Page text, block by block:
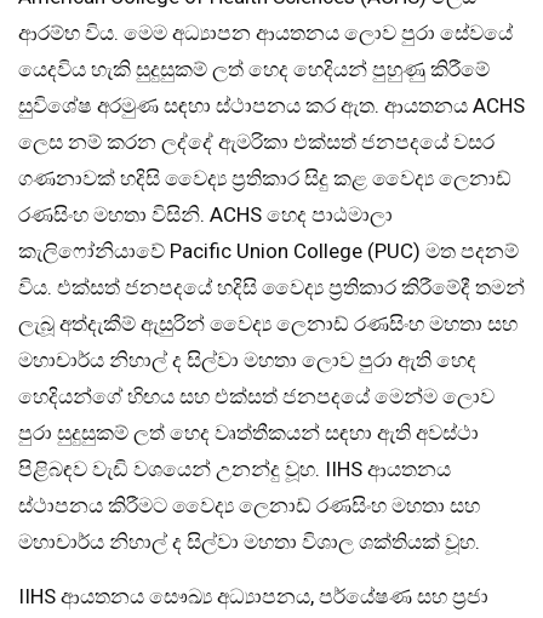
ආරම්භ විය. මෙම අධ්‍යාපන ආයතනය ලොව පුරා සේවයේ
යෙදවිය හැකි සුදුසුකම් ලත් හෙද හෙදියන් පුහුණු කිරීමේ
සුවිශේෂ අරමුණ සඳහා ස්ථාපනය කර ඇත. ආයතනය ACHS
ලෙස නම් කරන ලද්දේ ඇමරිකා එක්සත් ජනපදයේ වසර
ගණනාවක් හදිසි වෛද්‍ය ප්‍රතිකාර සිදු කළ වෛද්‍ය ලෙනාඩ්
රණසිංහ මහතා විසිනි. ACHS හෙද පාඨමාලා
කැලිෆෝනියාවේ Pacific Union College (PUC) මත පදනම්
විය. එක්සත් ජනපදයේ හදිසි වෛද්‍ය ප්‍රතිකාර කිරීමේදී තමන්
ලැබූ අත්දැකීම් ඇසුරින් වෛද්‍ය ලෙනාඩ් රණසිංහ මහතා සහ
මහාචාර්ය නිහාල් ද සිල්වා මහතා ලොව පුරා ඇති හෙද
හෙදියන්ගේ හිඟය සහ එක්සත් ජනපදයේ මෙන්ම ලොව
පුරා සුදුසුකම් ලත් හෙද වෘත්තීකයන් සඳහා ඇති අවස්ථා
පිළිබඳව වැඩි වශයෙන් උනන්දු වූහ. IIHS ආයතනය
ස්ථාපනය කිරීමට වෛද්‍ය ලෙනාඩ් රණසිංහ මහතා සහ
මහාචාර්ය නිහාල් ද සිල්වා මහතා විශාල ශක්තියක් වූහ.
IIHS ආයතනය සෞඛ්‍ය අධ්‍යාපනය, පර්යේෂණ සහ ප්‍රජා